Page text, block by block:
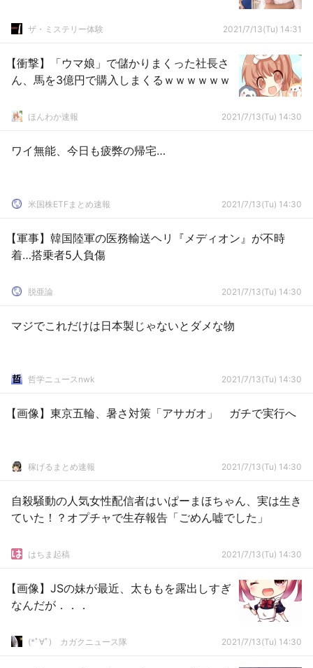
ザ・ミステリー体験 2021/7/13(Tu) 14:31
【衝撃】「ウマ娘」で儲かりまくった社長さ
ん、馬を3億円で購入しまくるｗｗｗｗｗｗ
ほんわか速報 2021/7/13(Tu) 14:30
ワイ無能、今日も疲弊の帰宅…
米国株ETFまとめ速報 2021/7/13(Tu) 14:30
【軍事】韓国陸軍の医務輸送ヘリ『メディオン』が不時
着…搭乗者5人負傷
脱亜論 2021/7/13(Tu) 14:30
マジでこれだけは日本製じゃないとダメな物
哲学ニュースnwk 2021/7/13(Tu) 14:30
【画像】東京五輪、暑さ対策「アサガオ」 ガチで実行へ
稼げるまとめ速報 2021/7/13(Tu) 14:30
自殺騒動の人気女性配信者はいぱーまほちゃん、実は生き
ていた！？オプチャで生存報告「ごめん嘘でした」
はちま起稿 2021/7/13(Tu) 14:30
【画像】JSの妹が最近、太ももを露出しすぎ
なんだが．．．
(*ﾟ∀ﾟ)ゞカガクニュース隊 2021/7/13(Tu) 14:30